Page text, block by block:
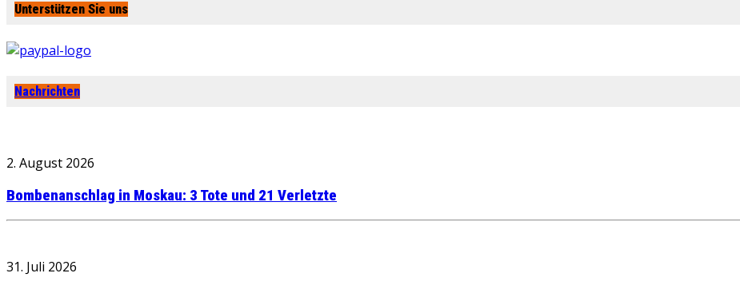
Unterstützen Sie uns
Nachrichten
2. August 2026
Bombenanschlag in Moskau: 3 Tote und 21 Verletzte
31. Juli 2026